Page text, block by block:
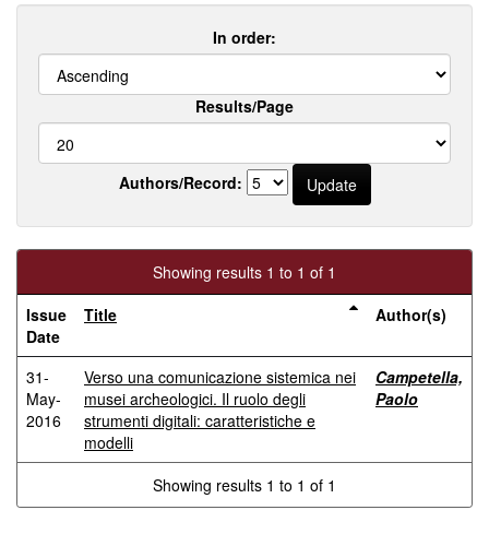
In order:
Results/Page
Authors/Record:
Showing results 1 to 1 of 1
Issue
Date
Title Author(s)
31-
May-
2016
Verso una comunicazione sistemica nei
musei archeologici. Il ruolo degli
strumenti digitali: caratteristiche e
modelli
Campetella,
Paolo
Showing results 1 to 1 of 1